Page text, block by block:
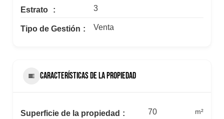
Estrato 3
Tipo de Gestión Venta
CARACTERÍSTICAS DE LA PROPIEDAD
Superficie de la propiedad 70 m²